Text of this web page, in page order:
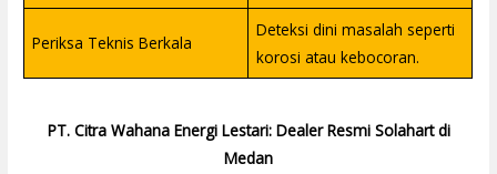
Periksa Teknis Berkala
Deteksi dini masalah seperti
korosi atau kebocoran.
PT. Citra Wahana Energi Lestari: Dealer Resmi Solahart di
Medan